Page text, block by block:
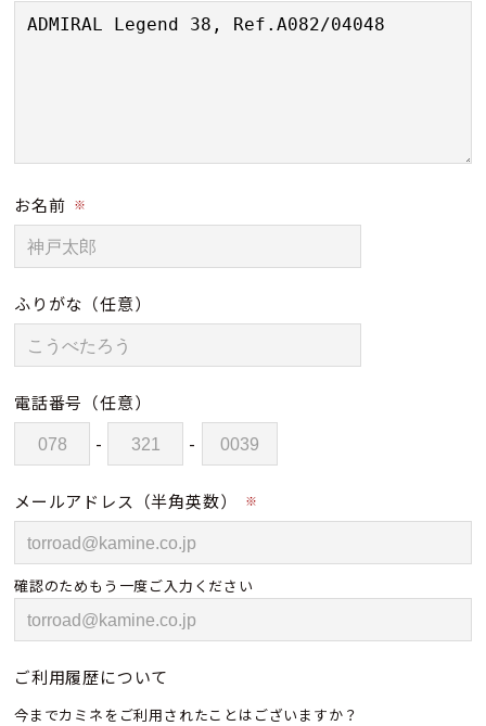
お名前 ※
ふりがな （任意）
電話番号 （任意）
- -
メールアドレス（半角英数） ※
確認のためもう一度ご入力ください
ご利用履歴について
今までカミネをご利用されたことはございますか？